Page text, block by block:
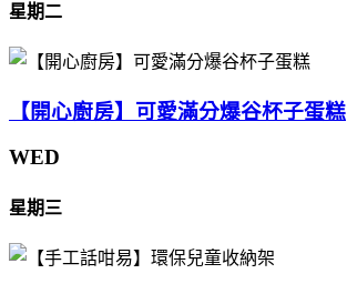
星期二
【開心廚房】可愛滿分爆谷杯子蛋糕
WED
星期三